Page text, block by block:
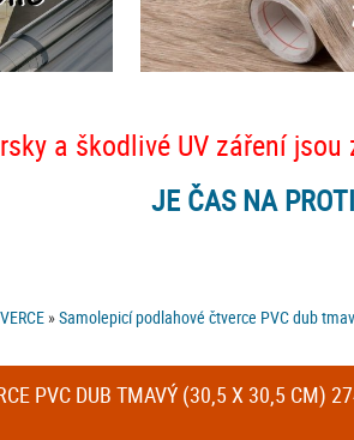
a škodlivé UV záření
JE ČAS NA
»Samolepicí podlahové čtverce PVC dub
PVC DUB TMAVÝ (30,5 X 30,5 CM)